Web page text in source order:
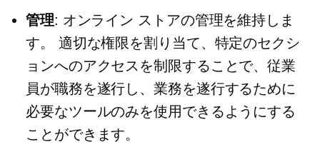
管理: オンライン ストアの管理を維持しま
す。 適切な権限を割り当て、特定のセクシ
ョンへのアクセスを制限することで、従業
員が職務を遂行し、業務を遂行するために
必要なツールのみを使用できるようにする
ことができます。